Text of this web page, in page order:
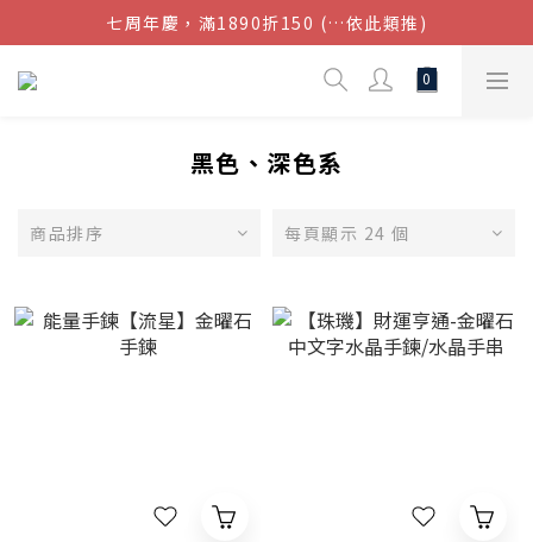
結帳金額滿$1080超取免運
七周年慶，滿1890折150 (…依此類推)
點我加入官方LINE帳號，獲得50元現金券
黑色、深色系
商品排序 每頁顯示 24 個